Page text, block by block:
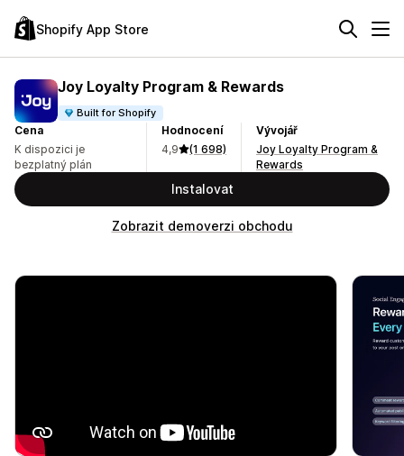
Shopify App Store
Joy Loyalty Program & Rewards
Built for Shopify
Cena
K dispozici je
bezplatný plán
Hodnocení
4,9
(1 698)
Vývojář
Joy Loyalty Program &
Rewards
Instalovat
Zobrazit demoverzi obchodu